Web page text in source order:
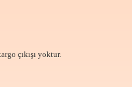
çıkışı yoktur.